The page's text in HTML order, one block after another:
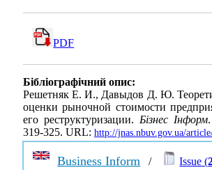
PDF
Бібліографічний опис:
Решетняк Е. И., Давыдов Д. Ю.
оценки рыночной стоимости
его реструктуризации. Бізнес Інформ
319-325. URL: http://jnas.nbuv.gov.ua/
Business Inform / Issue (